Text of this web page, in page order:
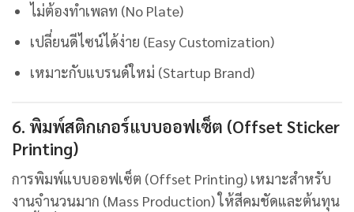
ไม่ต้องทำเพลท (No Plate)
เปลี่ยนดีไซน์ได้ง่าย (Easy Customization)
เหมาะกับแบรนด์ใหม่ (Startup Brand)
6. พิมพ์สติกเกอร์แบบออฟเซ็ต (Offset Sticker
Printing)
การพิมพ์แบบออฟเซ็ต (Offset Printing) เหมาะสำหรับ
งานจำนวนมาก (Mass Production) ให้สีคมชัดและต้นทุน